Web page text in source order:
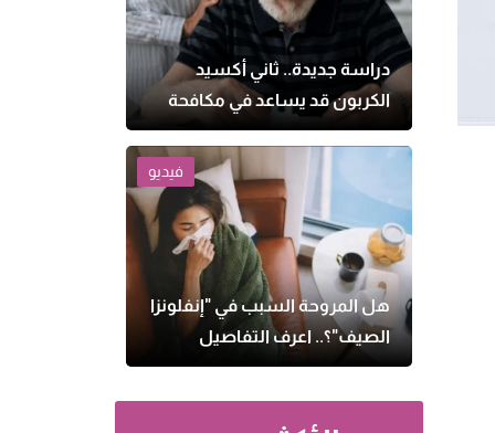
دراسة جديدة.. ثاني أكسيد
الكربون قد يساعد في مكافحة
الزهايمر
فيديو
هل المروحة السبب في "إنفلونزا
الصيف"؟.. اعرف التفاصيل